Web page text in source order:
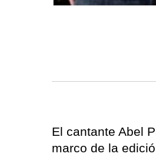
El cantante Abel
marco de la